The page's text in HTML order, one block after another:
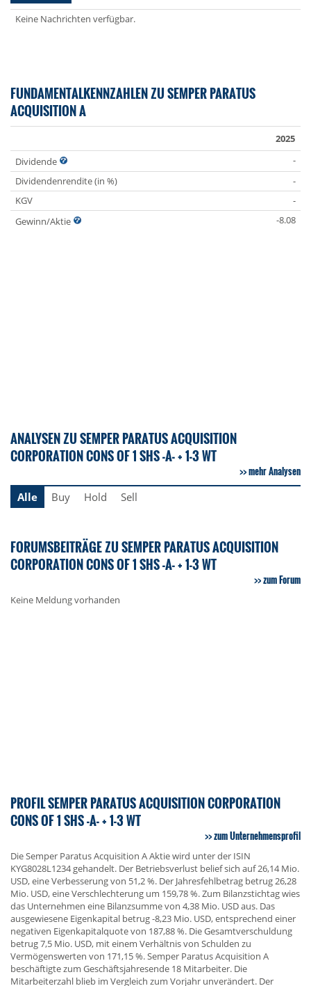
Keine Nachrichten verfügbar.
FUNDAMENTALKENNZAHLEN ZU SEMPER PARATUS
ACQUISITION A
2025
Dividende
-
Dividendenrendite (in %)
-
KGV
-
Gewinn/Aktie
-8.08
ANALYSEN ZU SEMPER PARATUS ACQUISITION
CORPORATION CONS OF 1 SHS -A- + 1-3 WT
mehr Analysen
Alle
Buy Hold Sell
FORUMSBEITRÄGE ZU SEMPER PARATUS ACQUISITION
CORPORATION CONS OF 1 SHS -A- + 1-3 WT
zum Forum
Keine Meldung vorhanden
PROFIL SEMPER PARATUS ACQUISITION CORPORATION
CONS OF 1 SHS -A- + 1-3 WT
zum Unternehmensprofil
Die Semper Paratus Acquisition A Aktie wird unter der ISIN
KYG8028L1234 gehandelt. Der Betriebsverlust belief sich auf 26,14 Mio.
USD, eine Verbesserung von 51,2 %. Der Jahresfehlbetrag betrug 26,28
Mio. USD, eine Verschlechterung um 159,78 %. Zum Bilanzstichtag wies
das Unternehmen eine Bilanzsumme von 4,38 Mio. USD aus. Das
ausgewiesene Eigenkapital betrug -8,23 Mio. USD, entsprechend einer
negativen Eigenkapitalquote von 187,88 %. Die Gesamtverschuldung
betrug 7,5 Mio. USD, mit einem Verhältnis von Schulden zu
Vermögenswerten von 171,15 %. Semper Paratus Acquisition A
beschäftigte zum Geschäftsjahresende 18 Mitarbeiter. Die
Mitarbeiterzahl blieb im Vergleich zum Vorjahr unverändert. Der